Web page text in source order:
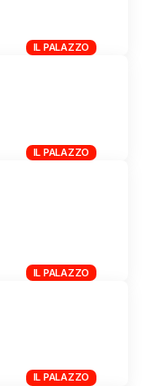
IL PALAZZO
IL PALAZZO
IL PALAZZO
IL PALAZZO